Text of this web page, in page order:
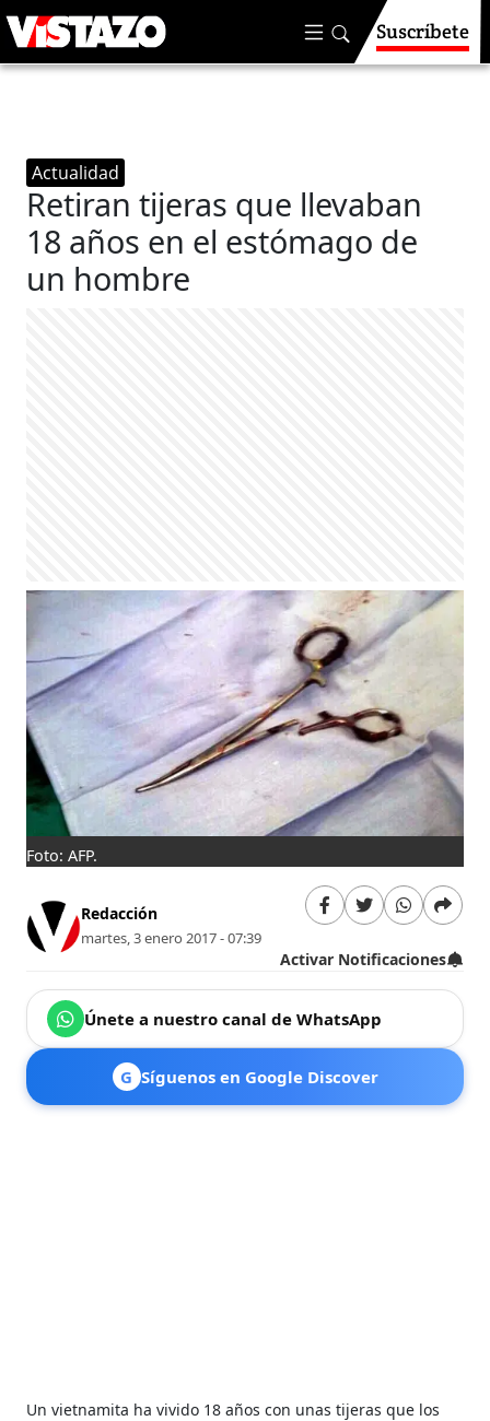
Suscríbete
Actualidad
Retiran tijeras que llevaban
18 años en el estómago de
un hombre
Foto: AFP.
Redacción
martes, 3 enero 2017 - 07:39
Activar Notificaciones
Únete a nuestro canal de WhatsApp
G Síguenos en Google Discover
Un vietnamita ha vivido 18 años con unas tijeras que los